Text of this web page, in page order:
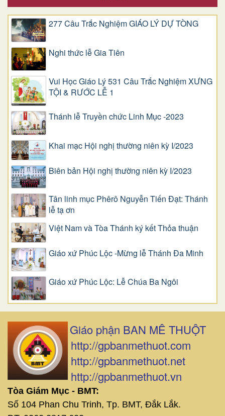
277 Câu Trắc Nghiệm GIÁO LÝ DỰ TÒNG
Nghi thức lễ Gia Tiên
Vui Học Giáo Lý 531 Câu Trắc Nghiệm XƯNG
TỘI & RƯỚC LỄ 1
Thánh lễ Truyền chức Linh Mục -2023
Khai mạc Hội nghị thường niên kỳ I/2023
Biên bản Hội nghị thường niên kỳ I/2023
Tân linh mục Phêrô Nguyễn Tiến Đạt: Thánh
lễ tạ ơn
Việt Nam và Tòa Thánh ký kết Thỏa thuận
Giáo xứ Phúc Lộc -Mừng lễ Thánh Đa Minh
Giáo xứ Phúc Lộc: Lễ Chúa Ba Ngôi
Giáo phận BAN MÊ THUỘT
http://gpbanmethuot.com
http://gpbanmethuot.net
http://gpbanmethuot.vn
Tòa Giám Mục - BMT:
Số 104 Phan Chu Trinh, Tp. BMT, Đắk Lắk.